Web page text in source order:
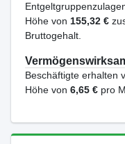
Höhe von 155,32 €
Bruttogehalt.
Beschäftigte erhalten
Höhe von 6,65 €pro